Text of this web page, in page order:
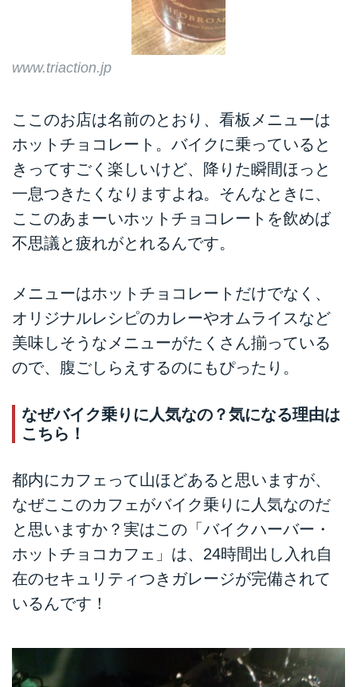
www.triaction.jp
ここのお店は名前のとおり、看板メニューは
ホットチョコレート。バイクに乗っていると
きってすごく楽しいけど、降りた瞬間ほっと
一息つきたくなりますよね。そんなときに、
ここのあまーいホットチョコレートを飲めば
不思議と疲れがとれるんです。
メニューはホットチョコレートだけでなく、
オリジナルレシピのカレーやオムライスなど
美味しそうなメニューがたくさん揃っている
ので、腹ごしらえするのにもぴったり。
なぜバイク乗りに人気なの？気になる理由は
こちら！
都内にカフェって山ほどあると思いますが、
なぜここのカフェがバイク乗りに人気なのだ
と思いますか？実はこの「バイクハーバー・
ホットチョコカフェ」は、24時間出し入れ自
在のセキュリティつきガレージが完備されて
いるんです！